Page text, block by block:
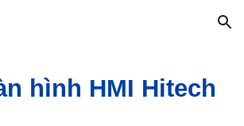
Skip to navigation
hình HMI Hitech